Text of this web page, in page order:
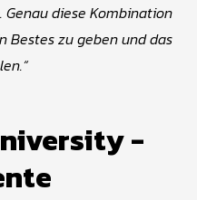
diese Kombination
Bestes zu geben und das
-